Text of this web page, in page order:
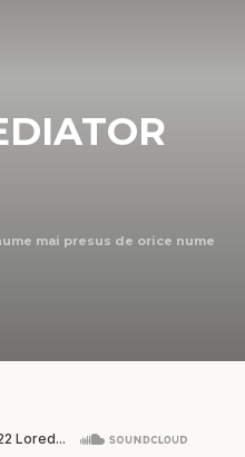
mai presus de orice nume